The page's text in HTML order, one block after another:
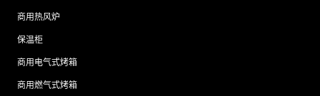
商用热风炉
保温柜
商用电气式烤箱
商用燃气式烤箱